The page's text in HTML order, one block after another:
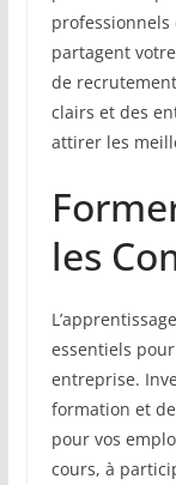
partagent
de
clairs et des
attirer les
les
essentiels
entreprise.
formation et
pour vos
cours, à